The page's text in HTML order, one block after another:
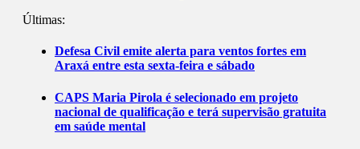
Últimas:
Defesa Civil emite alerta para ventos fortes em
Araxá entre esta sexta-feira e sábado
CAPS Maria Pirola é selecionado em projeto
nacional de qualificação e terá supervisão gratuita
em saúde mental